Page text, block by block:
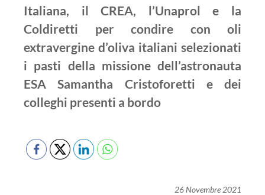
Italiana, il CREA, l’Unaprol e la
Coldiretti per condire con oli
extravergine d’oliva italiani selezionati
i pasti della missione dell’astronauta
ESA Samantha Cristoforetti e dei
colleghi presenti a bordo
26 Novembre 2021